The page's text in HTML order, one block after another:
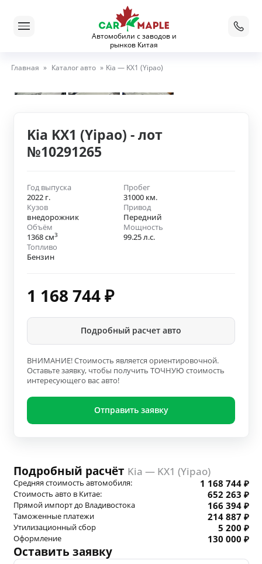
Автомобили с заводов и
рынков Китая
Главная » Каталог авто » Kia — KX1 (Yipao)
Kia KX1 (Yipao) - лот
№10291265
Год выпуска
2022 г.
Пробег
31000 км.
Кузов
внедорожник
Привод
Передний
Объём
1368 см3
Мощность
99.25 л.с.
Топливо
Бензин
1 168 744₽
Подробный расчет авто
ВНИМАНИЕ! Стоимость является ориентировочной.
Оставьте заявку, чтобы получить ТОЧНУЮ стоимость
интересующего вас авто!
Отправить заявку
Подробный расчёт Kia — KX1 (Yipao)
Средняя стоимость автомобиля: 1 168 744 ₽
Стоимость авто в Китае: 652 263 ₽
Прямой импорт до Владивостока 166 394 ₽
Таможенные платежи 214 887 ₽
Утилизационный сбор 5 200 ₽
Оформление 130 000 ₽
Оставить заявку